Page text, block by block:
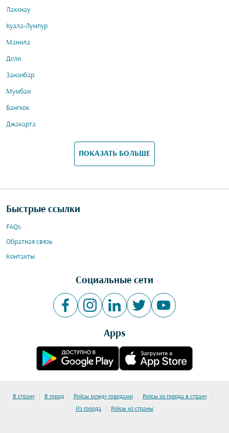
Лакхнау
Куала-Лумпур
Манила
Дели
Занзибар
Мумбаи
Бангкок
Джакарта
ПОКАЗАТЬ БОЛЬШЕ
Быстрые ссылки
FAQs
Обратная связь
Контакты
Социальные сети
Apps
В страну | В город | Рейсы между городами | Рейсы из города в страну |
Из города | Рейсы из страны